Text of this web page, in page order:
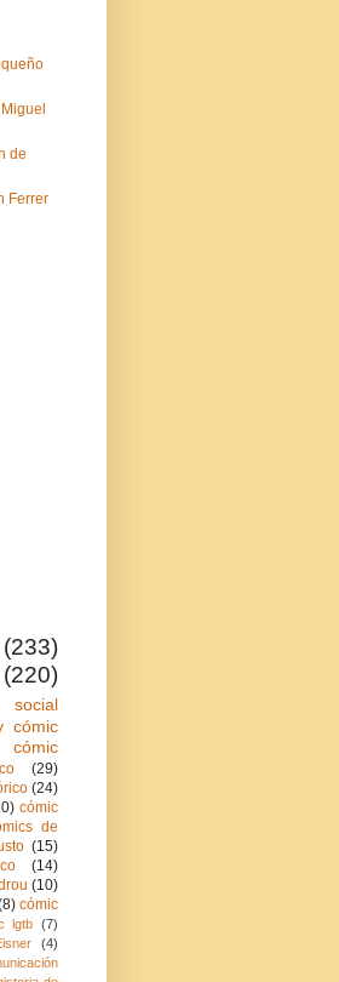
de
Ferrer
(233)
(220)
social
cómic
cómic
(29)
(24)
cómic
de
(15)
(14)
(10)
cómic
lgtb (7)
(4)